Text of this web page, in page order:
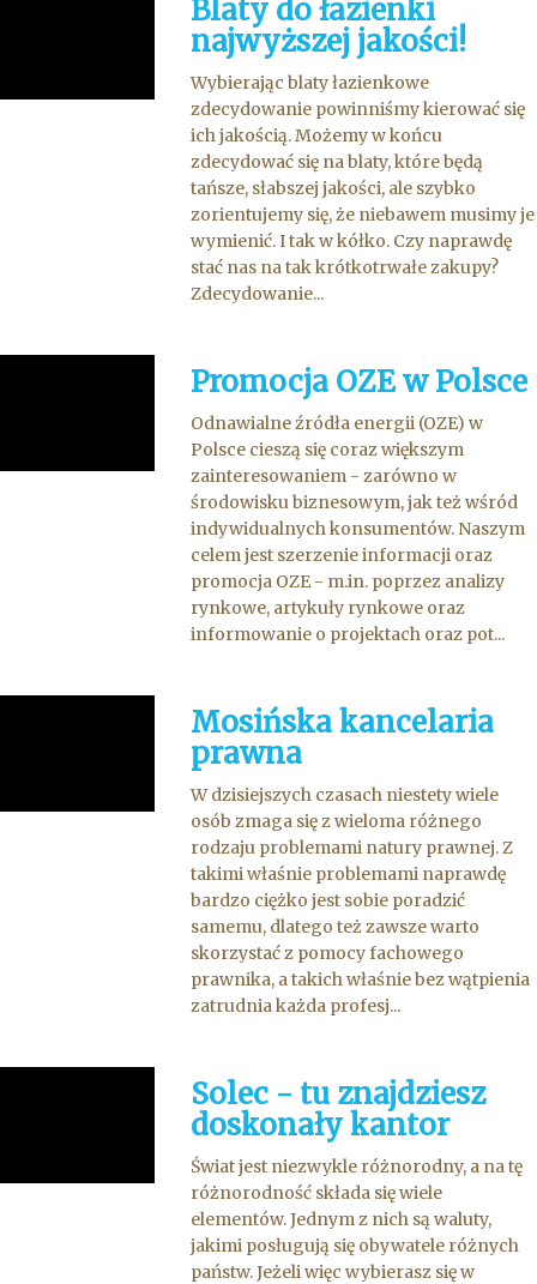
Blaty do łazienki
najwyższej jakości!
Wybierając blaty łazienkowe
zdecydowanie powinniśmy kierować się
ich jakością. Możemy w końcu
zdecydować się na blaty, które będą
tańsze, słabszej jakości, ale szybko
zorientujemy się, że niebawem musimy je
wymienić. I tak w kółko. Czy naprawdę
stać nas na tak krótkotrwałe zakupy?
Zdecydowanie...
Promocja OZE w Polsce
Odnawialne źródła energii (OZE) w
Polsce cieszą się coraz większym
zainteresowaniem - zarówno w
środowisku biznesowym, jak też wśród
indywidualnych konsumentów. Naszym
celem jest szerzenie informacji oraz
promocja OZE - m.in. poprzez analizy
rynkowe, artykuły rynkowe oraz
informowanie o projektach oraz pot...
Mosińska kancelaria
prawna
W dzisiejszych czasach niestety wiele
osób zmaga się z wieloma różnego
rodzaju problemami natury prawnej. Z
takimi właśnie problemami naprawdę
bardzo ciężko jest sobie poradzić
samemu, dlatego też zawsze warto
skorzystać z pomocy fachowego
prawnika, a takich właśnie bez wątpienia
zatrudnia każda profesj...
Solec - tu znajdziesz
doskonały kantor
Świat jest niezwykle różnorodny, a na tę
różnorodność składa się wiele
elementów. Jednym z nich są waluty,
jakimi posługują się obywatele różnych
państw. Jeżeli więc wybierasz się w